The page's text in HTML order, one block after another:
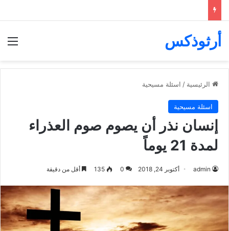
أرثوذكس
الرئيسية / اسئلة مسيحية
اسئلة مسيحية
إنسان نذر أن يصوم صوم العذراء
لمدة 21 يوماً
admin أكتوبر 24, 2018 0
135 أقل من دقيقة